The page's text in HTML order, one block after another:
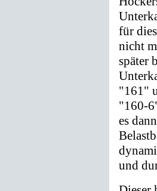
für
nicht
später
"161"
"160-
es
und